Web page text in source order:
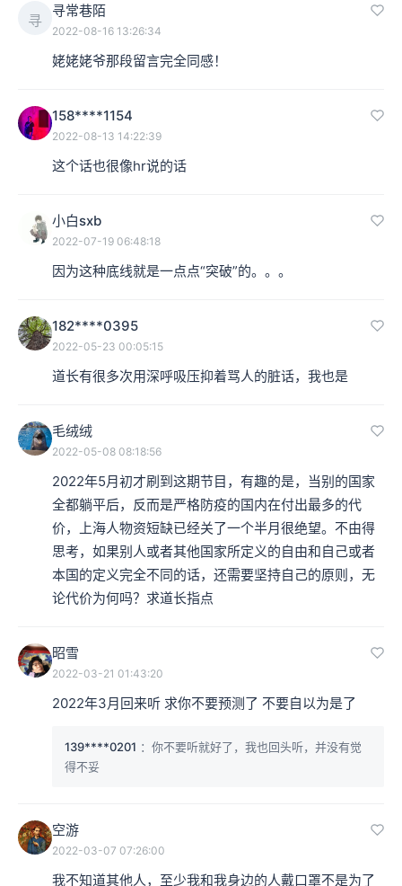
寻
寻常巷陌
2022-08-16 13:26:34
姥姥姥爷那段留言完全同感！
158****1154
2022-08-13 14:22:39
这个话也很像hr说的话
小白sxb
2022-07-19 06:48:18
因为这种底线就是一点点“突破”的。。。
182****0395
2022-05-23 00:05:15
道长有很多次用深呼吸压抑着骂人的脏话，我也是
毛绒绒
2022-05-08 08:18:56
2022年5月初才刷到这期节目，有趣的是，当别的国家
全都躺平后，反而是严格防疫的国内在付出最多的代
价，上海人物资短缺已经关了一个半月很绝望。不由得
思考，如果别人或者其他国家所定义的自由和自己或者
本国的定义完全不同的话，还需要坚持自己的原则，无
论代价为何吗？求道长指点
昭雪
2022-03-21 01:43:20
2022年3月回来听 求你不要预测了 不要自以为是了
139****0201 ：你不要听就好了，我也回头听，并没有觉
得不妥
空游
2022-03-07 07:26:00
我不知道其他人，至少我和我身边的人戴口罩不是为了